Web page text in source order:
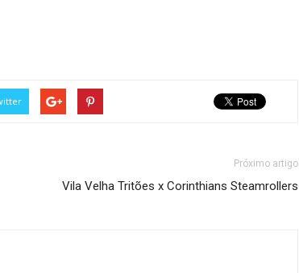
Próximo artigo
Vila Velha Tritões x Corinthians Steamrollers